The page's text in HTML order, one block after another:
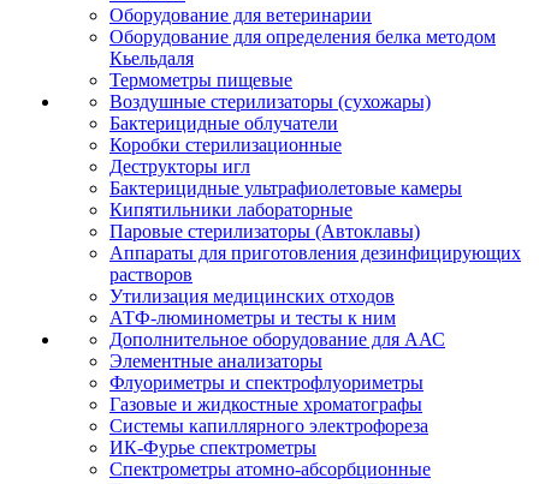
Оборудование для ветеринарии
Оборудование для определения белка методом
Кьельдаля
Термометры пищевые
Воздушные стерилизаторы (сухожары)
Бактерицидные облучатели
Коробки стерилизационные
Деструкторы игл
Бактерицидные ультрафиолетовые камеры
Кипятильники лабораторные
Паровые стерилизаторы (Автоклавы)
Аппараты для приготовления дезинфицирующих
растворов
Утилизация медицинских отходов
АТФ-люминометры и тесты к ним
Дополнительное оборудование для ААС
Элементные анализаторы
Флуориметры и спектрофлуориметры
Газовые и жидкостные хроматографы
Системы капиллярного электрофореза
ИК-Фурье спектрометры
Спектрометры атомно-абсорбционные